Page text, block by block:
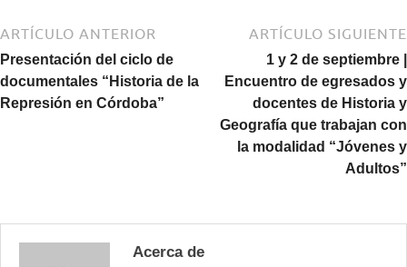
ARTÍCULO ANTERIOR
Presentación del ciclo de
documentales “Historia de la
Represión en Córdoba”
ARTÍCULO SIGUIENTE
1 y 2 de septiembre |
Encuentro de egresados y
docentes de Historia y
Geografía que trabajan con
la modalidad “Jóvenes y
Adultos”
Acerca de